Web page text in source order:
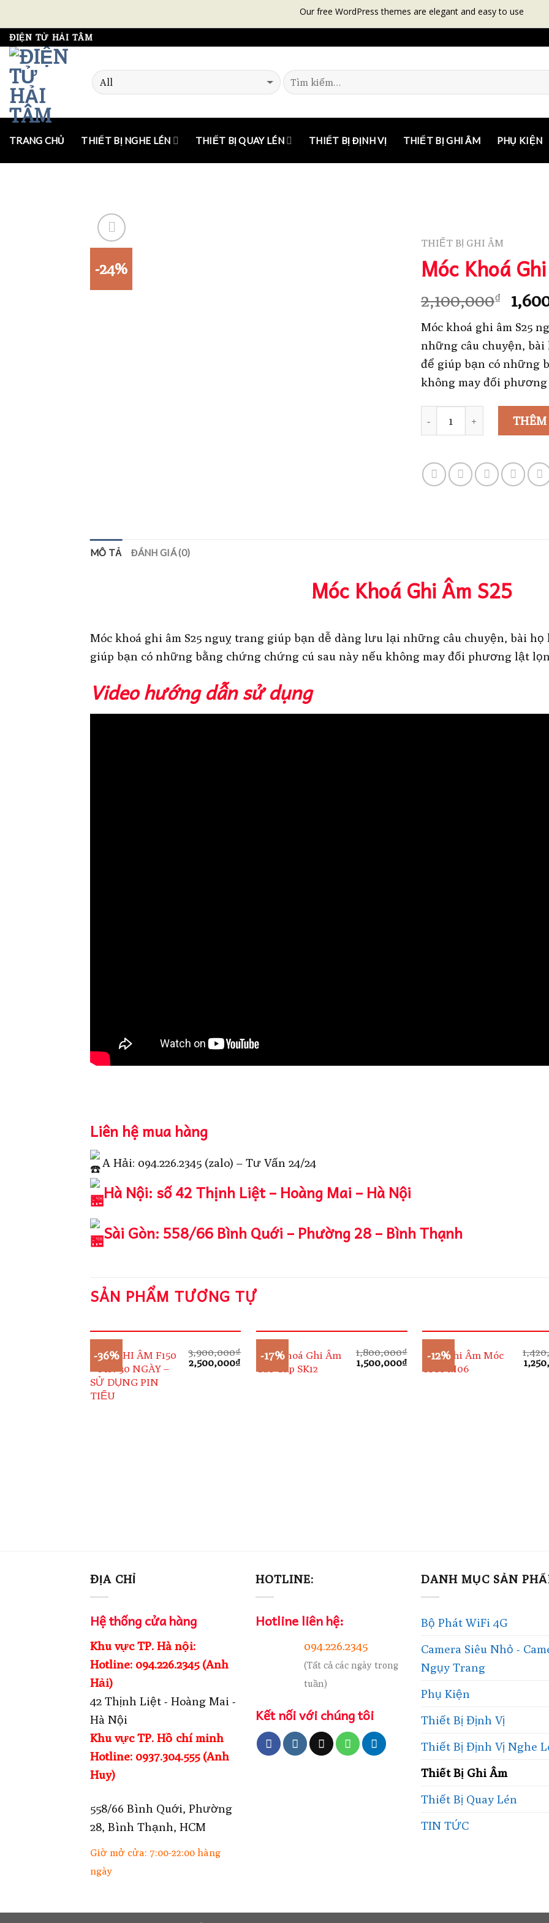
Skip
to
content
ĐIỆN TỬ HẢI TÂM
TRANG CHỦ THIẾT BỊ NGHE LÉN THIẾT BỊ QUAY LÉN THIẾT BỊ ĐỊNH VỊ THIẾT BỊ GHI ÂM PHỤ KIỆN
-24%
THIẾT BỊ GHI ÂM
Móc Khoá
2,100,000₫
Giá
gốc
là:
Móc khoá ghi âm S25
những câu chuyện,
để giúp bạn có những
không may đối
MÔ TẢ ĐÁNH GIÁ (0)
Móc Khoá Ghi Âm S25
Móc khoá ghi âm S25 nguỵ trang giúp bạn dễ dàng lưu lại những câu chuyện, bài
giúp bạn có những bằng chứng chứng cú sau này nếu không may đối phương lật
Video hướng dẫn sử dụng
Liên hệ mua hàng
A Hải: 094.226.2345 (zalo) – Tư Vấn 24/24
Hà Nội: số 42 Thịnh Liệt – Hoàng Mai – Hà Nội
Sài Gòn: 558/66 Bình Quới – Phường 28 – Bình Thạnh
SẢN PHẨM TƯƠNG TỰ
-36%
MÁY GHI ÂM F150
– PIN 30 NGÀY –
SỬ DỤNG PIN
TIỂU
3,900,000₫
Giá
gốc
2,500,000₫
hiện
-17%
Móc Khoá Ghi Âm
Cao Cấp SK12
1,800,000₫
Giá
gốc
1,500,000₫Giá
hiện
-12%
Máy Ghi Âm Móc
Treo M06
Giá
gốc
ĐỊA CHỈ
Hệ thống cửa hàng
Khu vực TP. Hà nội:
Hotline: 094.226.2345 (Anh
Hải)
42 Thịnh Liệt - Hoàng Mai -
Hà Nội
Khu vực TP. Hồ chí minh
Hotline: 0937.304.555 (Anh
Huy)
558/66 Bình Quới, Phường
28, Bình Thạnh, HCM
Giờ mở cửa: 7:00-22:00 hàng
ngày
HOTLINE:
Hotline liên hệ:
094.226.2345
(Tất cả các ngày trong
tuần)
Kết nối với chúng tôi
DANH MỤC SẢN
Bộ Phát WiFi 4G
Camera Siêu Nhỏ -
Ngụy Trang
Phụ Kiện
Thiết Bị Định Vị
Thiết Bị Định Vị Nghe
Thiết Bị Ghi Âm
Thiết Bị Quay Lén
TIN TỨC
Our free WordPress themes are elegant and easy to use